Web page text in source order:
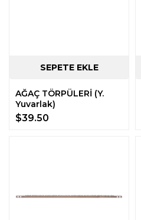
AĞAÇ TÖRPÜLERİ (Y.
Yuvarlak)
$39.50